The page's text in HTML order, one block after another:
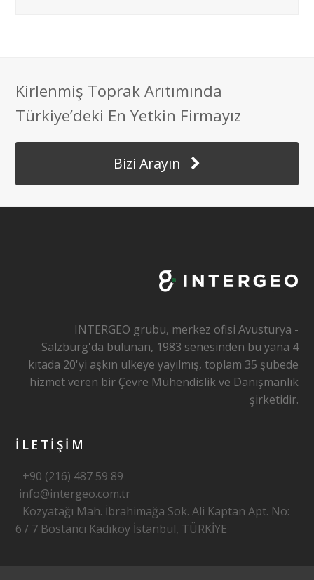
Kirlenmiş Toprak Arıtımında
Türkiye’deki En Yetkin Firmayız
Bizi Arayın
INTERGEO grubu, merkez ofisi Avusturya -
Salzburg'da bulunan, 1983 senesinden bu yana 4
kıtada 20'yi aşkın ülkeye yayılmış, toplam 35 şubede
hizmet veren bir Çevre Mühendislik ve Danışmanlık
şirketidir.
İLETİŞİM
+90 (216) 487 59 89
info@intergeo.com.tr
Kozyatağı Mah. İbrahimağa Sok. Ali Kaptan Apt. No:
6 / 7 Bostancı Kadıköy İstanbul, TÜRKİYE